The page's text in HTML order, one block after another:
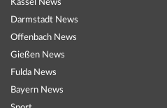
Kassel News
Darmstadt News
Offenbach News
Gießen News
Fulda News
Bayern News